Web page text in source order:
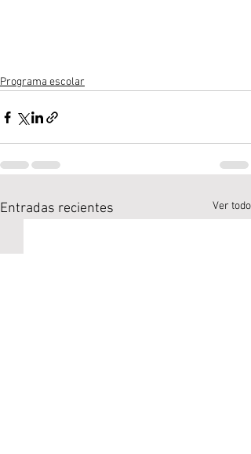
Programa escolar
Entradas recientes Ver todo